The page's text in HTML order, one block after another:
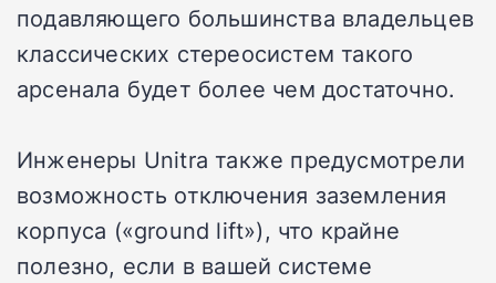
подавляющего большинства владельцев
классических стереосистем такого
арсенала будет более чем достаточно.
Инженеры Unitra также предусмотрели
возможность отключения заземления
корпуса («ground lift»), что крайне
полезно, если в вашей системе